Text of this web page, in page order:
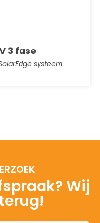
3 fase
systeem
Wij